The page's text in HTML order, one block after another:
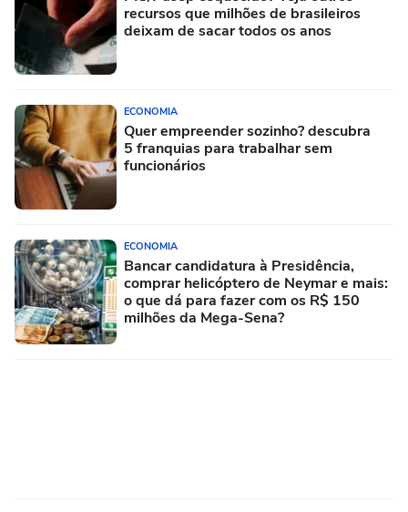
recursos que milhões de brasileiros
deixam de sacar todos os anos
ECONOMIA
Quer empreender sozinho? descubra
5 franquias para trabalhar sem
funcionários
ECONOMIA
Bancar candidatura à Presidência,
comprar helicóptero de Neymar e mais:
o que dá para fazer com os R$ 150
milhões da Mega-Sena?